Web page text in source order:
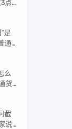
点
是
通
么
货
截
说